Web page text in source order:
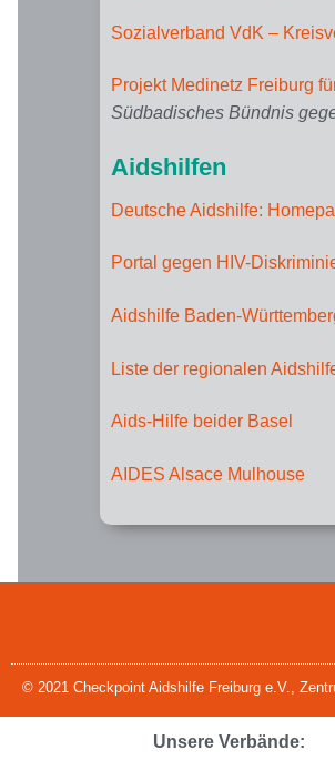
Sozialverband VdK –
Projekt Medinetz Freiburg
Südbadisches Bündnis
Aidshilfen
Deutsche Aidshilfe:
Portal gegen HIV-
Aidshilfe Baden-
Liste der regionalen
Aids-Hilfe beider Basel
AIDES Alsace Mulhouse
© 2021 Checkpoint Aidshilfe Freiburg e.V.,
Unsere Verbände: